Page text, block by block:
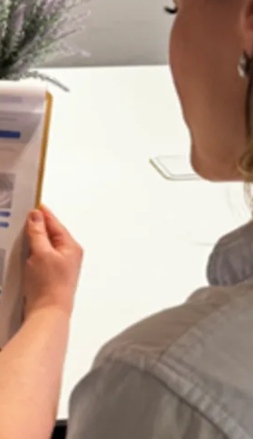
da Rocha Taboão da